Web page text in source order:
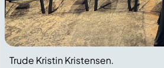
Trude Kristin Kristensen.